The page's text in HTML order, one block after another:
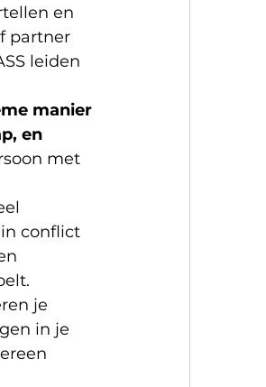
en
partner
leiden
manier
en
met
conflict
je
in je